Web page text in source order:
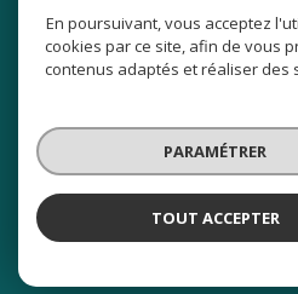
© 2026 | TOUS DROITS RÉSERVÉS |
PLAN DU SITE
POLITIQUE RGPD
En poursuivant, vous acceptez
cookies par ce site, afin de vous
contenus adaptés et réaliser des
PARAMÉTRER
TOUT ACCEPTER